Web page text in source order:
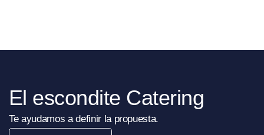
El escondite Catering
Te ayudamos a definir la propuesta.